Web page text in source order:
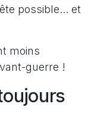
possible... et
moins
guerre !